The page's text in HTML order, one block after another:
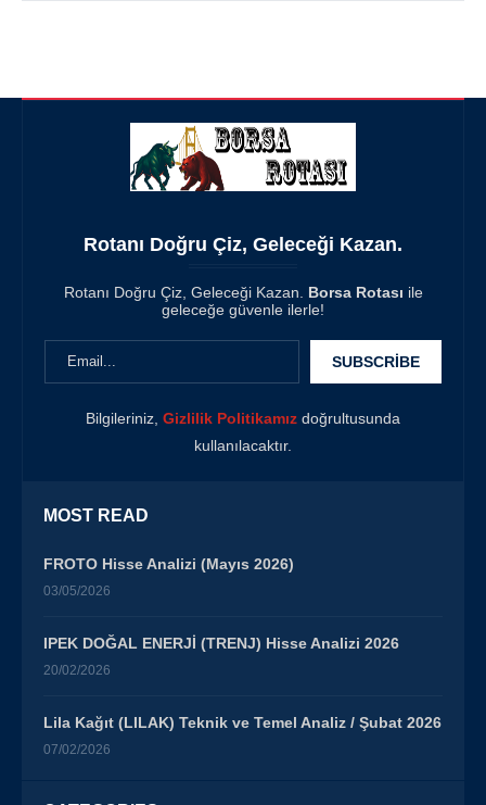
Rotanı Doğru Çiz, Geleceği Kazan.
Rotanı Doğru Çiz, Geleceği Kazan. Borsa Rotası ile
geleceğe güvenle ilerle!
Bilgileriniz, Gizlilik Politikamız doğrultusunda
kullanılacaktır.
MOST READ
FROTO Hisse Analizi (Mayıs 2026)
03/05/2026
IPEK DOĞAL ENERJİ (TRENJ) Hisse Analizi 2026
20/02/2026
Lila Kağıt (LILAK) Teknik ve Temel Analiz / Şubat 2026
07/02/2026